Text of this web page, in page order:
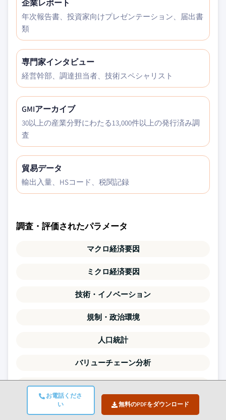
お電話くださ
い
無料のPDFをダウンロード
企業レポート
年次報告書、投資家向けプレゼンテーション、届出書
類
専門家インタビュー
経営幹部、調達担当者、技術スペシャリスト
GMIアーカイブ
30以上の産業分野にわたる13,000件以上の発行済み調
査
貿易データ
輸出入量、HSコード、税関記録
調査・評価されたパラメータ
マクロ経済要因
ミクロ経済要因
技術・イノベーション
規制・政治環境
人口統計
バリューチェーン分析
市場ダイナミクス
ポーターのファイブフォース